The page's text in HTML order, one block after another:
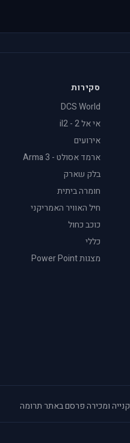
סקירות
DCS World
אי אל 2 - il2
אירועים
ארמד אסולט - Arma 3
בלק שארק
חומרה ביתית
חיל האוויר האמריקני
כוכב כחול
כללי
מצגות Power Point
קנייה ומכירה·פרסם באתר·תרומה